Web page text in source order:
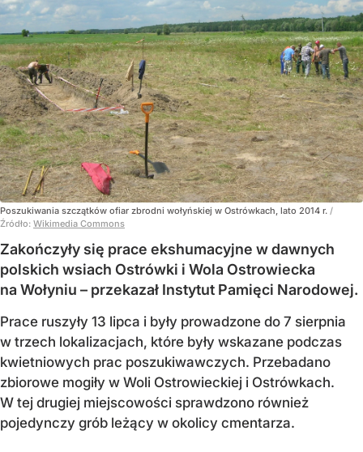
Poszukiwania szczątków ofiar zbrodni wołyńskiej w Ostrówkach, lato 2014 r. /
Źródło: Wikimedia Commons
Zakończyły się prace ekshumacyjne w dawnych
polskich wsiach Ostrówki i Wola Ostrowiecka
na Wołyniu – przekazał Instytut Pamięci Narodowej.
Prace ruszyły 13 lipca i były prowadzone do 7 sierpnia
w trzech lokalizacjach, które były wskazane podczas
kwietniowych prac poszukiwawczych. Przebadano
zbiorowe mogiły w Woli Ostrowieckiej i Ostrówkach.
W tej drugiej miejscowości sprawdzono również
pojedynczy grób leżący w okolicy cmentarza.